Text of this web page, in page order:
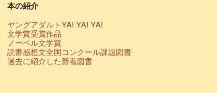
本の紹介
ヤングアダルトYA! YA! YA!
文学賞受賞作品
ノーベル文学賞
読書感想文全国コンクール課題図書
過去に紹介した新着図書